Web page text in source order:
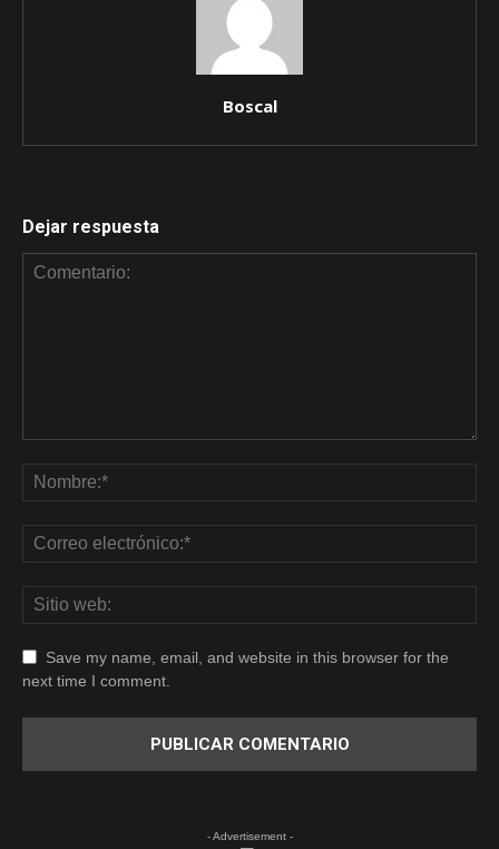
Boscal
Dejar respuesta
Save my name, email, and website in this browser for the
next time I comment.
- Advertisement -